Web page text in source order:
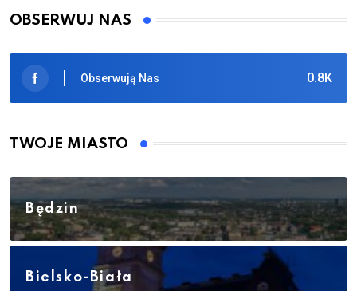
OBSERWUJ NAS
0.8K
Obserwują Nas
TWOJE MIASTO
Będzin
Bielsko-Biała